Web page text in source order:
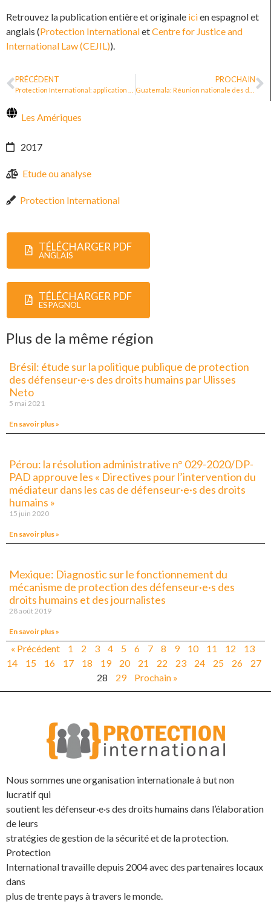
Retrouvez la publication entière et originale icien espagnol et
anglais (Protection InternationaletCentre for Justice and
International Law (CEJIL)).
PRÉCÉDENT PROCHAIN
Les Amériques
2017
Etude ou analyse
Protection International
TÉLÉCHARGER PDF
ANGLAIS
TÉLÉCHARGER PDF
ESPAGNOL
Plus de la même région
Brésil: étude sur la politique publique de protection
des défenseur·e·s des droits humains par Ulisses
Neto
5 mai 2021
En savoir plus »
Pérou: la résolution administrative n° 029-2020/DP-
PAD approuve les « Directives pour l’intervention du
médiateur dans les cas de défenseur·e·s des droits
humains »
15 juin 2020
En savoir plus »
Mexique: Diagnostic sur le fonctionnement du
mécanisme de protection des défenseur·e·s des
droits humains et des journalistes
28 août 2019
En savoir plus »
« Précédent 1 2 3 4 5 6 7 8 9 10 11 12
13
14
15 16 17 18 19 20 21 22 23 24 25 26
27
28
29 Prochain »
Nous sommes une organisation internationale à but non
lucratif qui
soutient les défenseur·e·s des droits humains dans l’élaboration
de leurs
stratégies de gestion de la sécurité et de la protection.
Protection
International travaille depuis 2004 avec des partenaires locaux
dans
plus de trente pays à travers le monde.